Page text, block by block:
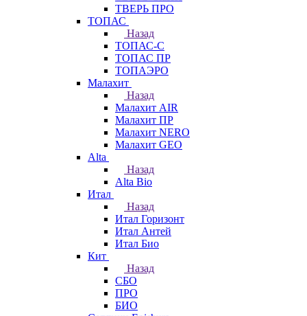
ТВЕРЬ ПРО
ТОПАС
Назад
ТОПАС-С
ТОПАС ПР
ТОПАЭРО
Малахит
Назад
Малахит AIR
Малахит ПР
Малахит NERO
Малахит GEO
Alta
Назад
Alta Bio
Итал
Назад
Итал Горизонт
Итал Антей
Итал Био
Кит
Назад
СБО
ПРО
БИО